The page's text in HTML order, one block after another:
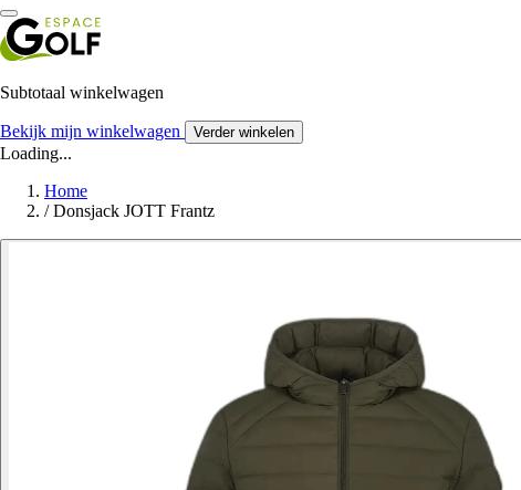
Subtotaal winkelwagen
Bekijk mijn winkelwagen Verder winkelen
Loading...
Home
/ Donsjack JOTT Frantz